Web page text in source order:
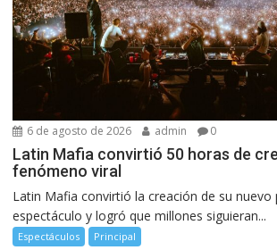
6 de agosto de 2026 admin 0
Latin Mafia convirtió 50 horas de
fenómeno viral
Latin Mafia convirtió la creación de su nuevo
espectáculo y logró que millones siguieran...
Espectáculos Principal